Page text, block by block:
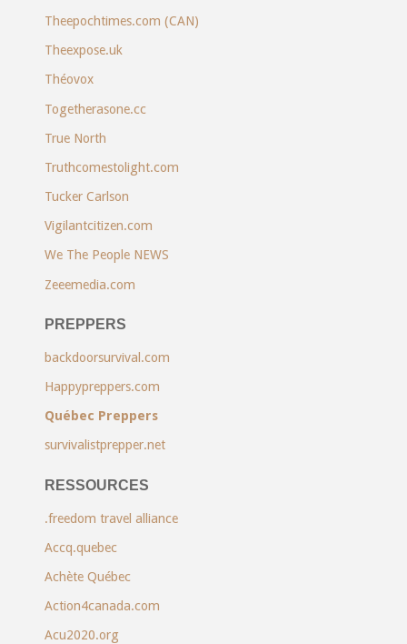
Theepochtimes.com (CAN)
Theexpose.uk
Théovox
Togetherasone.cc
True North
Truthcomestolight.com
Tucker Carlson
Vigilantcitizen.com
We The People NEWS
Zeeemedia.com
PREPPERS
backdoorsurvival.com
Happypreppers.com
Québec Preppers
survivalistprepper.net
RESSOURCES
.freedom travel alliance
Accq.quebec
Achète Québec
Action4canada.com
Acu2020.org